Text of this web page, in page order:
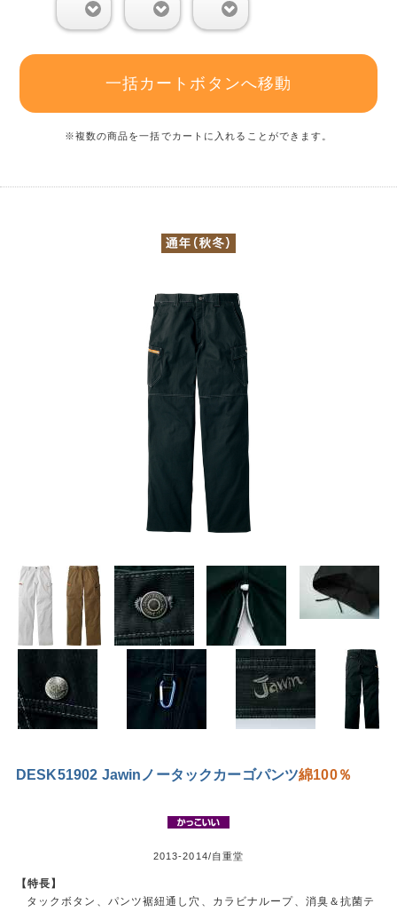
一括カートボタンへ移動
※複数の商品を一括でカートに入れることができます。
DESK51902 Jawinノータックカーゴパンツ綿100％
2013-2014/自重堂
【特長】
タックボタン、パンツ裾紐通し穴、カラビナループ、消臭＆抗菌テ